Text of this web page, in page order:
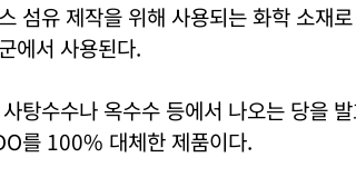
섬유 제작을 위해 사용되는 화학 소재
에서 사용된다.
탕수수나 옥수수 등에서 나오는 당을
를 100% 대체한 제품이다.